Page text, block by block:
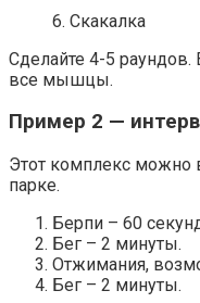
6. Скакалка
Сделайте 4-5 раундов.
все мышцы.
Пример 2 —
Этот комплекс можно
парке.
Берпи – 60
Бег – 2 минуты.
Отжимания,
Бег – 2 минуты.